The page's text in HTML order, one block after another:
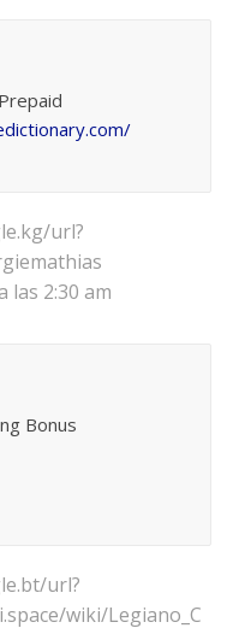
url?
las 2:30 am
Bonus
url?
wiki/Legiano_C